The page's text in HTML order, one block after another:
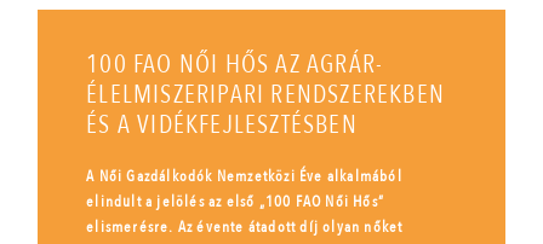
100 FAO NŐI HŐS AZ AGRÁR-
ÉLELMISZERIPARI RENDSZEREKBEN
ÉS A VIDÉKFEJLESZTÉSBEN
A Női Gazdálkodók Nemzetközi Éve alkalmából
elindult a jelölés az első „100 FAO Női Hős”
elismerésre. Az évente átadott díj olyan nőket